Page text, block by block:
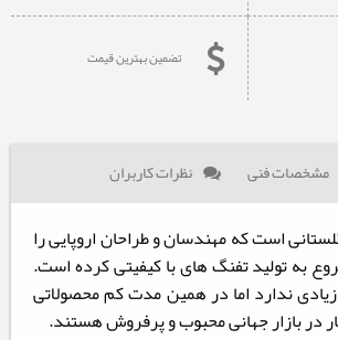
تضمین بهترین قیمت
مشخصات فنی نظرات کاربران
است که مهندسان و طراحان اروپایی را
به تولید تفنگ های با کیفیتی کرده است.
ندارد اما در همین مدت کم محصولاتی
در بازار جهانی محبوب و پرفروش هستند.